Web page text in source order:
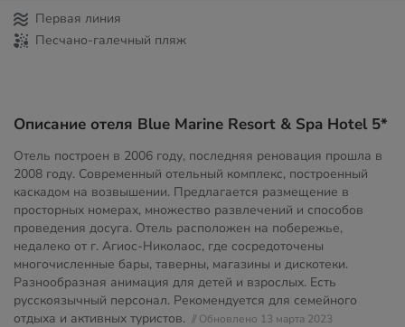
Первая линия
Песчано-галечный пляж
Описание отеля Blue Marine Resort & Spa Hotel 5*
Отель построен в 2006 году, последняя реновация прошла в
2008 году. Современный отельный комплекс, построенный
каскадом на возвышении. Предлагается размещение в
просторных номерах, множество развлечений и способов
проведения досуга. Отель расположен на побережье,
недалеко от г. Агиос-Николаос, где сосредоточены
многочисленные бары, таверны, магазины и дискотеки.
Разнообразная анимация для детей и взрослых. Есть
русскоязычный персонал. Рекомендуется для семейного
отдыха и активных туристов. // Обновлено 13 марта 2023